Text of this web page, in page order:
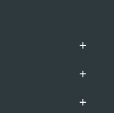
+
+
+